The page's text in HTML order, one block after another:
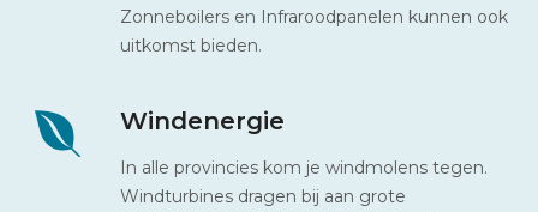
Zonneboilers en Infraroodpanelen kunnen ook
uitkomst bieden.
Windenergie
In alle provincies kom je windmolens tegen.
Windturbines dragen bij aan grote